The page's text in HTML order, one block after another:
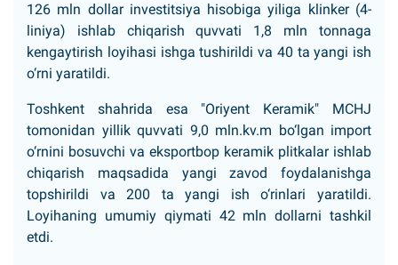
126 mln dollar investitsiya hisobiga yiliga klinker (4-
liniya) ishlab chiqarish quvvati 1,8 mln tonnaga
kengaytirish loyihasi ishga tushirildi va 40 ta yangi ish
o‘rni yaratildi.
Toshkent shahrida esa "Oriyent Keramik" MCHJ
tomonidan yillik quvvati 9,0 mln.kv.m bo‘lgan import
o‘rnini bosuvchi va eksportbop keramik plitkalar ishlab
chiqarish maqsadida yangi zavod foydalanishga
topshirildi va 200 ta yangi ish o‘rinlari yaratildi.
Loyihaning umumiy qiymati 42 mln dollarni tashkil
etdi.